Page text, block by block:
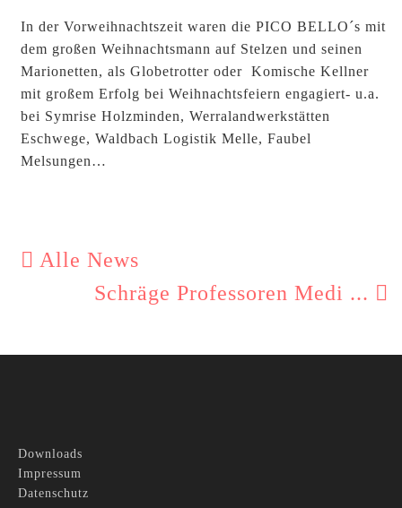
In der Vorweihnachtszeit waren die PICO BELLO´s mit
dem großen Weihnachtsmann auf Stelzen und seinen
Marionetten, als Globetrotter oder Komische Kellner
mit großem Erfolg bei Weihnachtsfeiern engagiert- u.a.
bei Symrise Holzminden, Werralandwerkstätten
Eschwege, Waldbach Logistik Melle, Faubel
Melsungen…
Alle News
Schräge Professoren Medi ...
Downloads
Impressum
Datenschutz